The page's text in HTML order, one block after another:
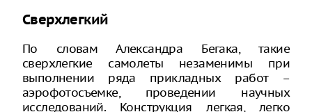
Сверхлегкий
По словам Александра Бегака, такие
сверхлегкие самолеты незаменимы при
выполнении ряда прикладных работ –
аэрофотосъемке, проведении научных
исследований. Конструкция легкая, легко